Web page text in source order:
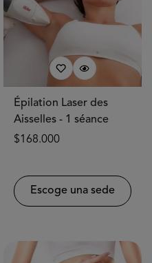
Épilation Laser des
Aisselles - 1 séance
Prix
habituel
$168.000
Escoge una sede